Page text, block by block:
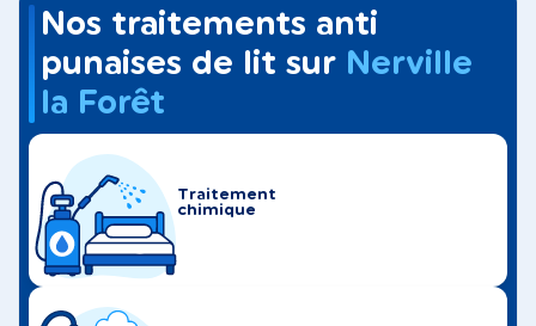
Nos traitements anti
punaises de lit sur Nerville
la Forêt
Traitement
chimique